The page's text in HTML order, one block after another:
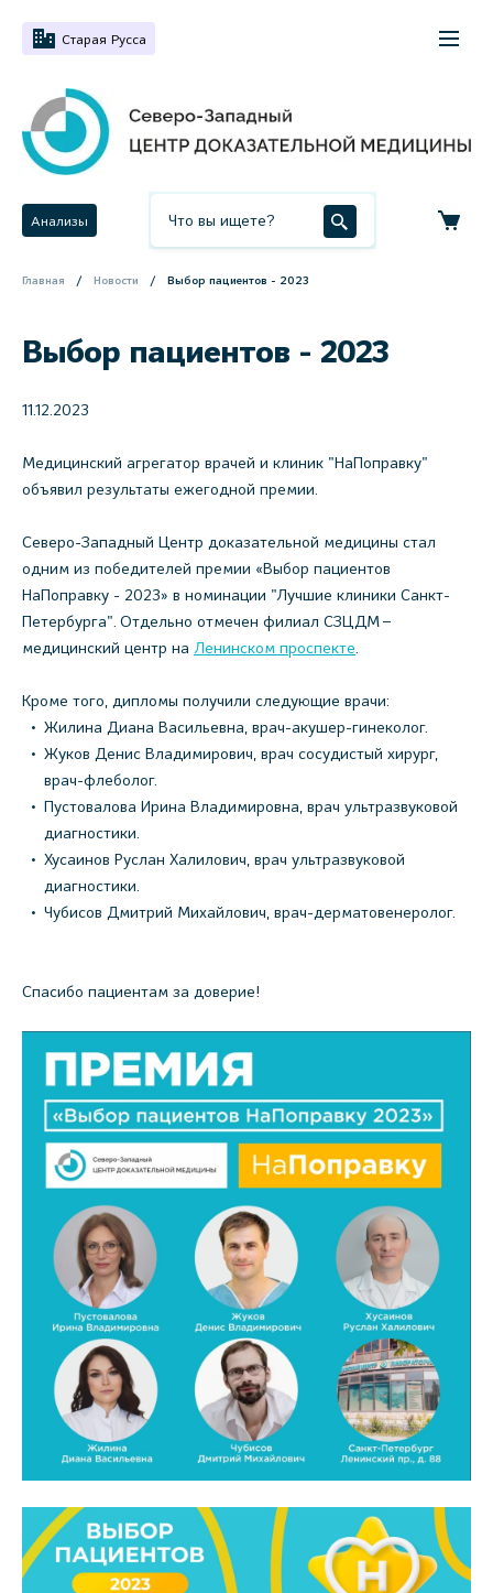
Старая Русса
Анализы
Главная Новости Выбор пациентов - 2023
Выбор пациентов - 2023
11.12.2023
Медицинский агрегатор врачей и клиник "НаПоправку"
объявил результаты ежегодной премии.
Северо-Западный Центр доказательной медицины стал
одним из победителей премии «Выбор пациентов
НаПоправку - 2023» в номинации "Лучшие клиники Санкт-
Петербурга". Отдельно отмечен филиал СЗЦДМ –
медицинский центр на Ленинском проспекте.
Кроме того, дипломы получили следующие врачи:
Жилина Диана Васильевна, врач-акушер-гинеколог.
Жуков Денис Владимирович, врач сосудистый хирург,
врач-флеболог.
Пустовалова Ирина Владимировна, врач ультразвуковой
диагностики.
Хусаинов Руслан Халилович, врач ультразвуковой
диагностики.
Чубисов Дмитрий Михайлович, врач-дерматовенеролог.
Спасибо пациентам за доверие!